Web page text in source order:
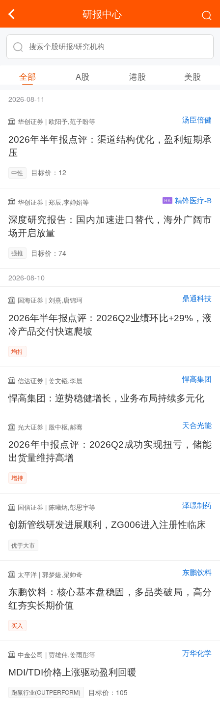
研报中心
全部 A股 港股 美股
2026-08-11
华创证券 | 欧阳予,范子盼等 汤臣倍健
2026年半年报点评：渠道结构优化，盈利短期承
压
中性 目标价：12
华创证券 | 郑辰,李婵娟等 HK 精锋医疗-B
深度研究报告：国内加速进口替代，海外广阔市
场开启放量
强推 目标价：74
2026-08-10
国海证券 | 刘熹,唐锦珂 鼎通科技
2026年半年报点评：2026Q2业绩环比+29%，液
冷产品交付快速爬坡
增持
信达证券 | 姜文镪,李晨 悍高集团
悍高集团：逆势稳健增长，业务布局持续多元化
光大证券 | 殷中枢,郝骞 天合光能
2026年中报点评：2026Q2成功实现扭亏，储能
出货量维持高增
增持
国信证券 | 陈曦炳,彭思宇等 泽璟制药
创新管线研发进展顺利，ZG006进入注册性临床
优于大市
太平洋 | 郭梦婕,梁帅奇 东鹏饮料
东鹏饮料：核心基本盘稳固，多品类破局，高分
红夯实长期价值
买入
中金公司 | 贾雄伟,姜雨彤等 万华化学
MDI/TDI价格上涨驱动盈利回暖
跑赢行业(OUTPERFORM) 目标价：105